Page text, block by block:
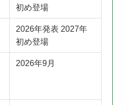
初め登場
2026年発表 2027年
初め登場
2026年9月